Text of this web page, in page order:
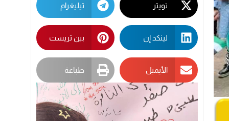
تويتر تيليغرام
لينكد إن بين تريست
الأيميل طباعة